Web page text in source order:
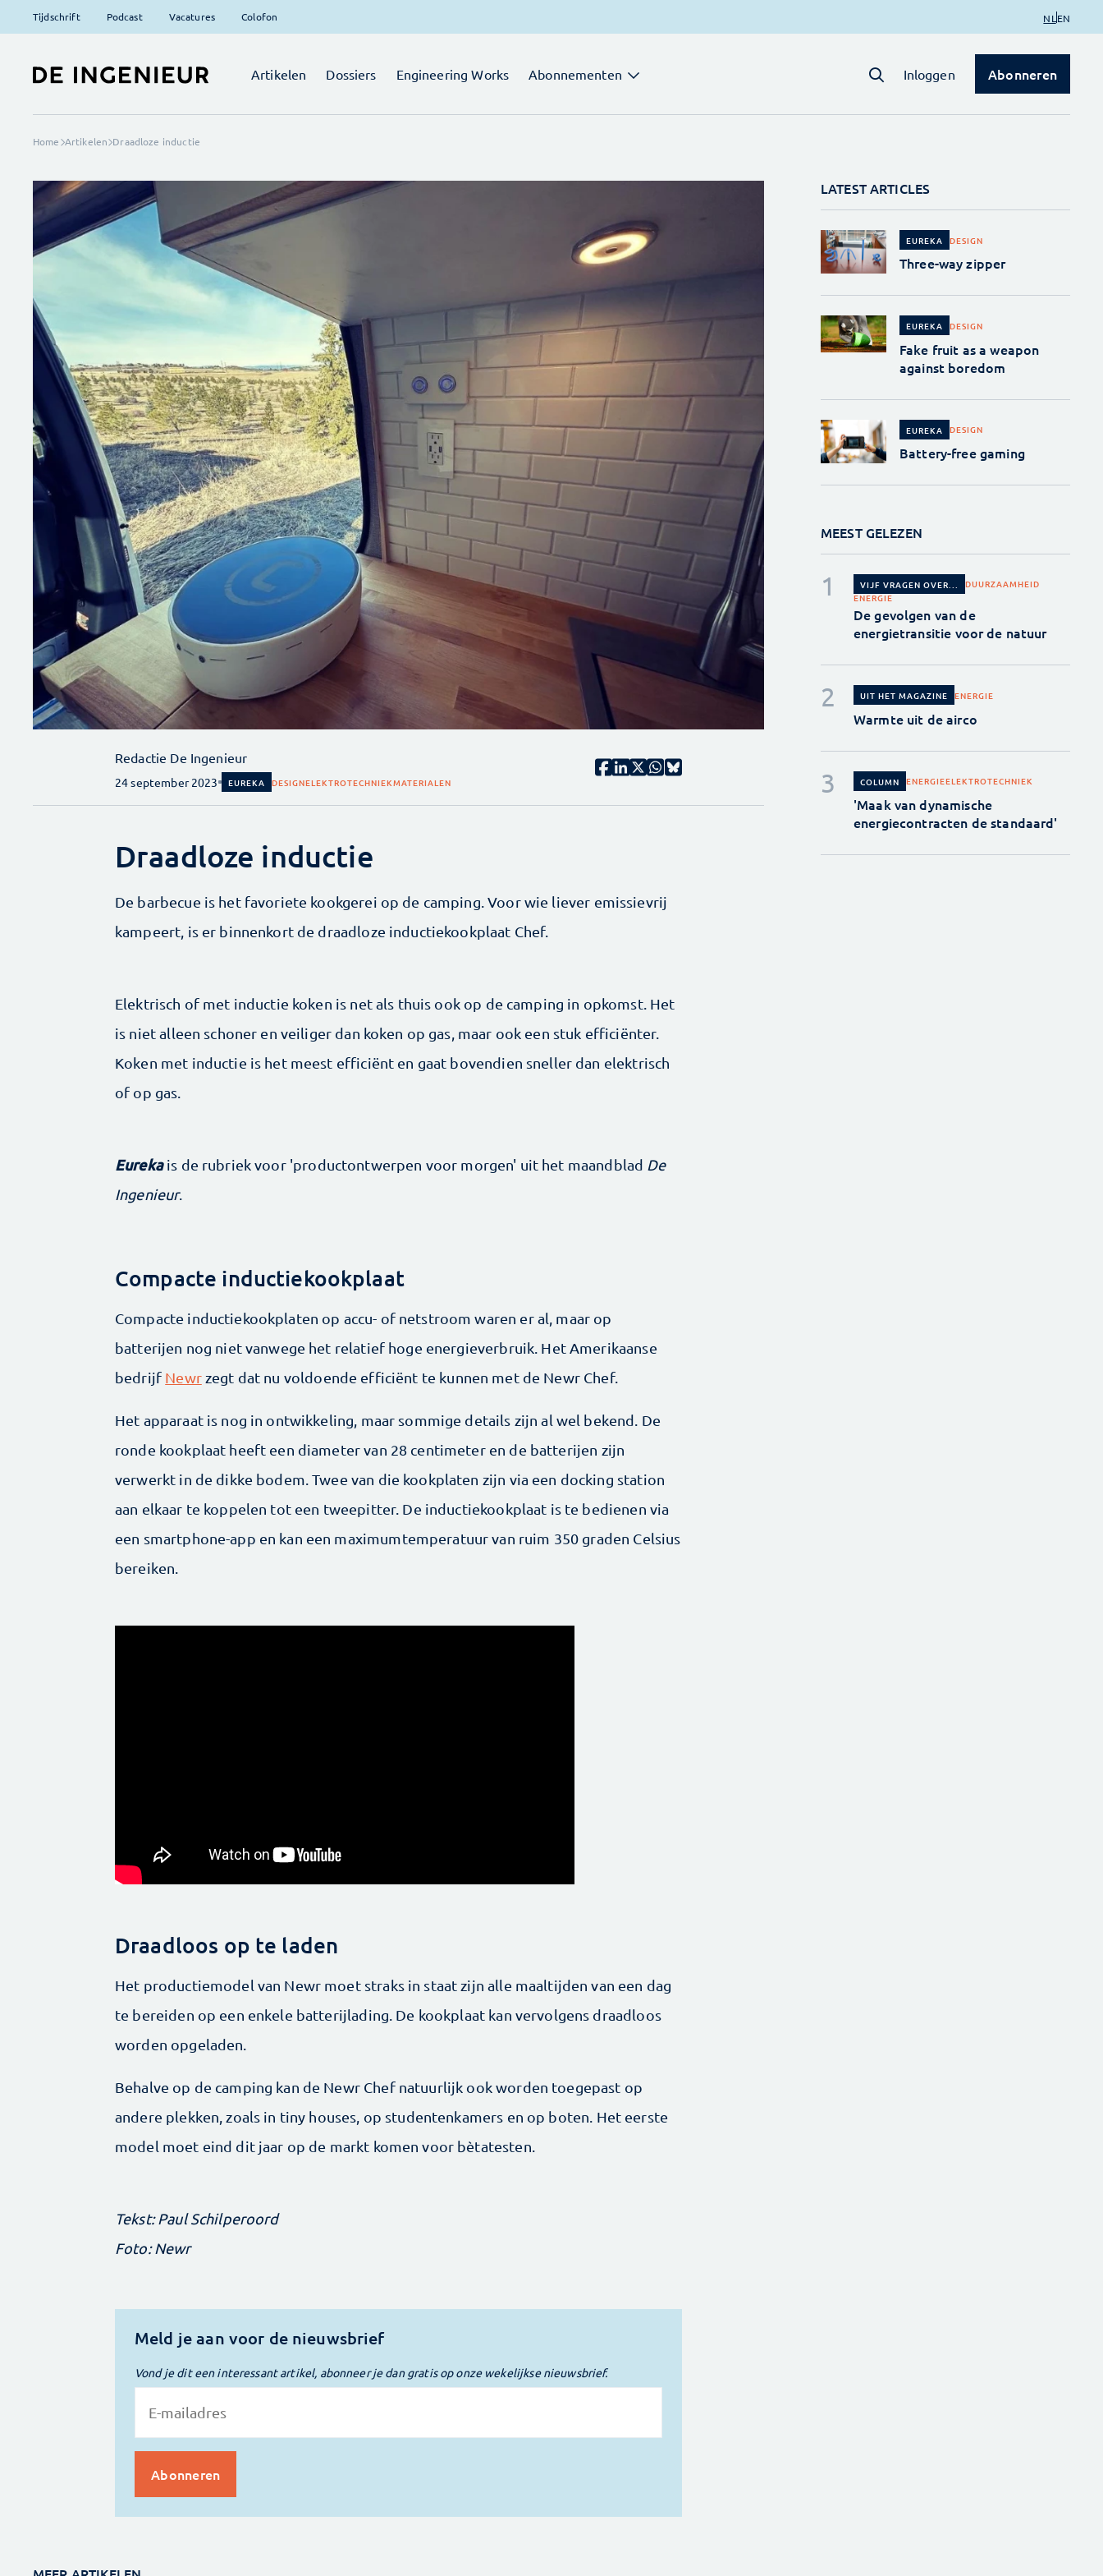
Tijdschrift Podcast Vacatures Colofon NL EN
Artikelen Dossiers Engineering Works Abonnementen Inloggen Abonneren
Home Artikelen Draadloze inductie
Redactie De Ingenieur
24 september 2023 EUREKA DESIGNELEKTROTECHNIEKMATERIALEN
Draadloze inductie
De barbecue is het favoriete kook­­gerei op de camping. Voor wie liever emissievrij
kampeert, is er binnenkort de draadloze inductiekookplaat Chef.
Elektrisch of met inductie koken is net als thuis ook op de camping in opkomst. Het
is niet alleen schoner en veiliger dan koken op gas, maar ook een stuk efficiënter.
Koken met inductie is het meest efficiënt en gaat bovendien sneller dan elektrisch
of op gas.
Eureka is de rubriek voor 'productontwerpen voor morgen' uit het maandblad De
Ingenieur.
Compacte inductiekookplaat
Compacte inductiekookplaten op accu- of netstroom waren er al, maar op
batterijen nog niet vanwege het relatief hoge energieverbruik. Het Amerikaanse
bedrijf Newrzegt dat nu voldoende efficiënt te kunnen met de Newr Chef.
Het apparaat is nog in ontwikkeling, maar sommige details zijn al wel bekend. De
ronde kookplaat heeft een diameter van 28 centimeter en de batterijen zijn
verwerkt in de dikke bodem. Twee van die kookplaten zijn via een docking station
aan elkaar te koppelen tot een tweepitter. De inductiekookplaat is te bedienen via
een smartphone-app en kan een maximum­temperatuur van ruim 350 graden Celsius
bereiken.
Draadloos op te laden
Het productiemodel van Newr moet straks in staat zijn alle maaltijden van een dag
te bereiden op een enkele batterij­lading. De kookplaat kan vervolgens draadloos
worden opgeladen.
Behalve op de camping kan de Newr Chef natuurlijk ook worden toegepast op
andere plekken, zoals in tiny houses, op studentenkamers en op boten. Het eerste
model moet eind dit jaar op de markt komen voor bèta­testen.
Tekst: Paul Schilperoord
Foto: Newr
Meld je aan voor de nieuwsbrief
Vond je dit een interessant artikel, abonneer je dan gratis op onze wekelijkse nieuwsbrief.
LATEST ARTICLES
EUREKA DESIGN
Three-way zipper
EUREKA DESIGN
Fake fruit as a weapon
against boredom
EUREKA DESIGN
Battery-free gaming
MEEST GELEZEN
VIJF VRAGEN OVER...
DUURZAAMHEID
ENERGIE
De gevolgen van de
energietransitie voor de natuur
UIT HET MAGAZINE ENERGIE
Warmte uit de airco
COLUMN ENERGIEELEKTROTECHNIEK
'Maak van dynamische
energiecontracten de standaard'